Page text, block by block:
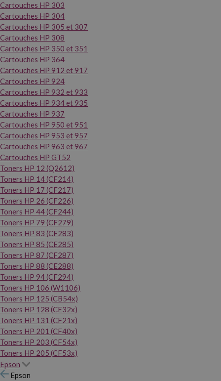
Cartouches HP 303
Cartouches HP 304
Cartouches HP 305 et 307
Cartouches HP 308
Cartouches HP 350 et 351
Cartouches HP 364
Cartouches HP 912 et 917
Cartouches HP 924
Cartouches HP 932 et 933
Cartouches HP 934 et 935
Cartouches HP 937
Cartouches HP 950 et 951
Cartouches HP 953 et 957
Cartouches HP 963 et 967
Cartouches HP GT52
Toners HP 12 (Q2612)
Toners HP 14 (CF214)
Toners HP 17 (CF217)
Toners HP 26 (CF226)
Toners HP 44 (CF244)
Toners HP 79 (CF279)
Toners HP 83 (CF283)
Toners HP 85 (CE285)
Toners HP 87 (CF287)
Toners HP 88 (CE288)
Toners HP 94 (CF294)
Toners HP 106 (W1106)
Toners HP 125 (CB54x)
Toners HP 128 (CE32x)
Toners HP 131 (CF21x)
Toners HP 201 (CF40x)
Toners HP 203 (CF54x)
Toners HP 205 (CF53x)
Epson
Epson